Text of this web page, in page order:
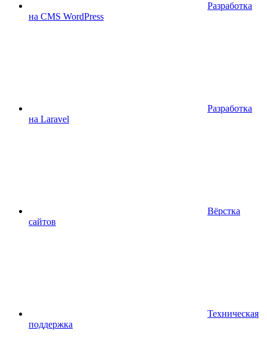
Разработка
на CMS WordPress
Разработка
на Laravel
Вёрстка
сайтов
Техническая
поддержка